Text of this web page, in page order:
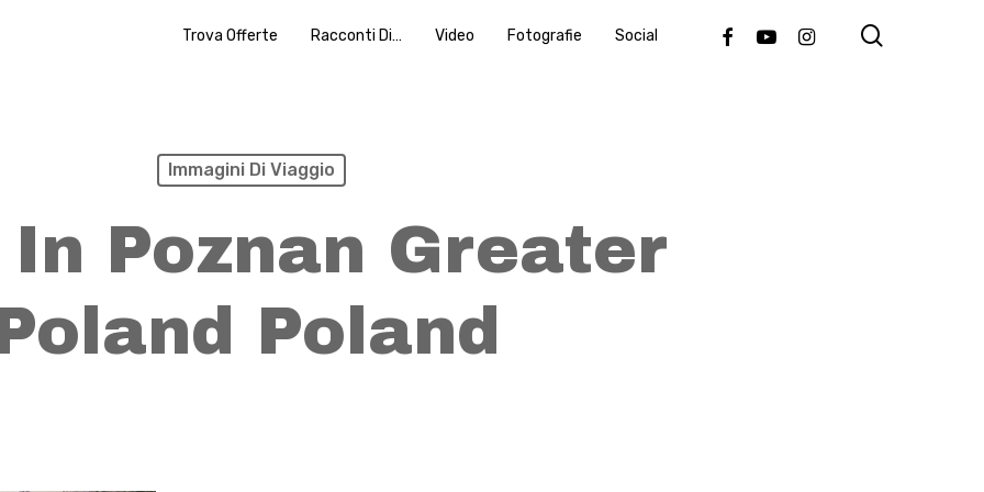
Trova Offerte Racconti Di… Video Fotografie Social FacebookYoutubeInstagram
Immagini Di Viaggio
Poznan Greater
Poland